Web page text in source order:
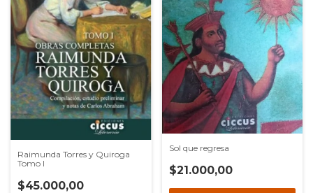
Raimunda Torres y Quiroga
Tomo I
$45.000,00
Sol que regresa
$21.000,00